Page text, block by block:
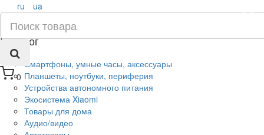
0
×
ru ua
Каталог
Смартфоны, умные часы, аксессуары
Планшеты, ноутбуки, периферия
Устройства автономного питания
Экосистема Xiaomi
Товары для дома
Аудио/видео